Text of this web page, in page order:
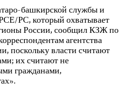
башкирской службы и
РС, который охватывает
России, сообщил КЗЖ по
агентства
поскольку власти считают
их считают не
гражданами,